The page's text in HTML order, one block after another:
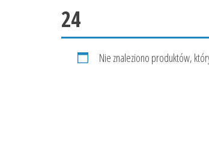
24
Nie znaleziono produktów,